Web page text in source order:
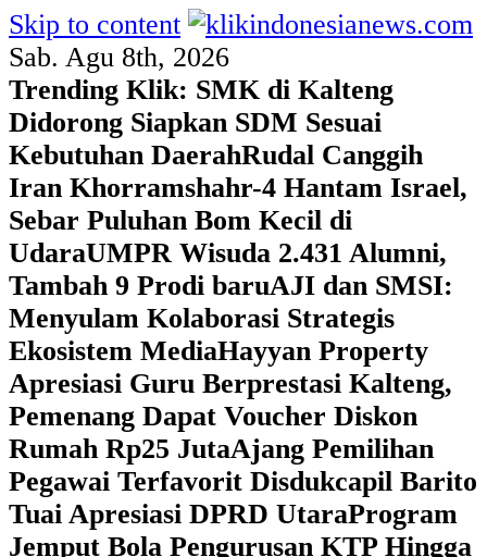
Skip to content
Sab. Agu 8th, 2026
Trending Klik: SMK di Kalteng
Didorong Siapkan SDM Sesuai
Kebutuhan DaerahRudal Canggih
Iran Khorramshahr-4 Hantam Israel,
Sebar Puluhan Bom Kecil di
UdaraUMPR Wisuda 2.431 Alumni,
Tambah 9 Prodi baruAJI dan SMSI:
Menyulam Kolaborasi Strategis
Ekosistem MediaHayyan Property
Apresiasi Guru Berprestasi Kalteng,
Pemenang Dapat Voucher Diskon
Rumah Rp25 JutaAjang Pemilihan
Pegawai Terfavorit Disdukcapil Barito
Tuai Apresiasi DPRD UtaraProgram
Jemput Bola Pengurusan KTP Hingga